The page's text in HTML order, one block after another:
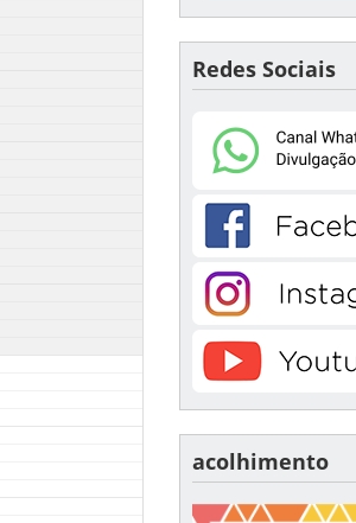
Redes Sociais
acolhimento